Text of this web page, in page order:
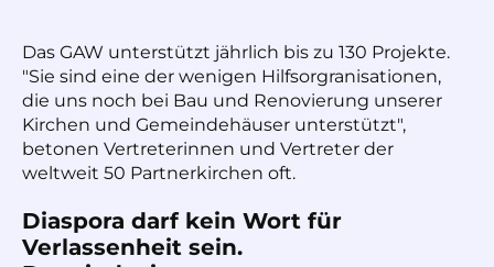
Das GAW unterstützt jährlich bis zu 130 Projekte.
"Sie sind eine der wenigen Hilfsorgranisationen,
die uns noch bei Bau und Renovierung unserer
Kirchen und Gemeindehäuser unterstützt",
betonen Vertreterinnen und Vertreter der
weltweit 50 Partnerkirchen oft.
Diaspora darf kein Wort für
Verlassenheit sein.